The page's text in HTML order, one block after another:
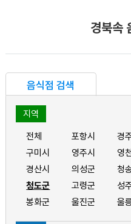
경북속
음식점 검색
지역
전체 포항시 경
구미시
영주시 영
경산시
의성군 청
청도군
고령군 성
봉화군
울진군 울